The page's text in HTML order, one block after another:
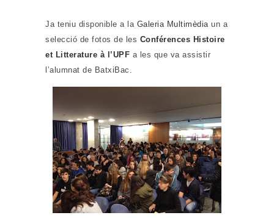
Ja teniu disponible a la Galeria Multimèdiaun a
selecció de fotos de les Conférences Histoire
et Litterature à l’UPF a les que va assistir
l’alumnat de BatxiBac.